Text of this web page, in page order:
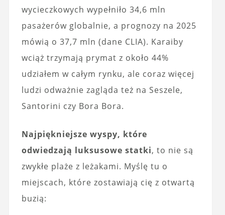
wycieczkowych wypełniło 34,6 mln
pasażerów globalnie, a prognozy na 2025
mówią o 37,7 mln (dane CLIA). Karaiby
wciąż trzymają prymat z około 44%
udziałem w całym rynku, ale coraz więcej
ludzi odważnie zagląda też na Seszele,
Santorini czy Bora Bora.
Najpiękniejsze wyspy, które
odwiedzają luksusowe statki, to nie są
zwykłe plaże z leżakami. Myślę tu o
miejscach, które zostawiają cię z otwartą
buzią: